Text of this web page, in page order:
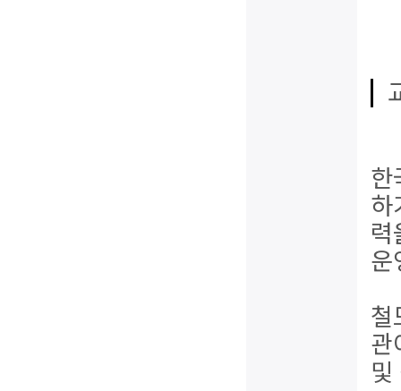
한
하
력
운
철
관